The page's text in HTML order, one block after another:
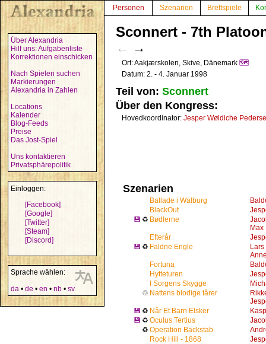
Über Alexandria
Hilf uns: Aufgabenliste
Korrektionen einschicken
Nach Spielen suchen
Markierungen
Alexandria in Zahlen
Locations
Kalender
Blog-Feeds
Preise
Das Jost-Spiel
Uns kontaktieren
Privatsphärepolitik
Einloggen:
[Facebook]
[Google]
[Twitter]
[Steam]
[Discord]
Sprache wählen:
da • de • en • nb • sv
Personen Szenarien Brettspiele
Sconnert - 7th
← →
Ort: Aakjærskolen, Skive, Dänemark 🗺️
Datum: 2. - 4. Januar 1998
Teil von: Sconnert
Über den Kongress:
Hovedkoordinator: Jesper Wøldiche
Szenarien
Ballade i Walburg
BlackOut
💾 ♻ Bødlerne
Max
Efterår
💾 ♻ Faldne Engle
Fortuna
Hytteturen
I Sorgens Skygge
♲ Nattens blodige tårer
💾 ♻ Når Et Barn Elsker
💾 ♻ Oculus Tertius
♻ Operation Backstab
Rock Hill - 1868